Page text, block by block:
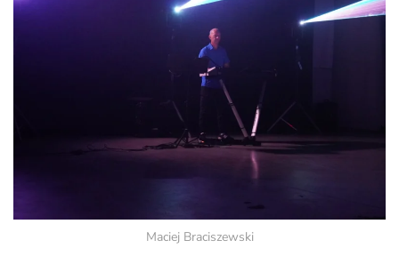
Maciej Braciszewski